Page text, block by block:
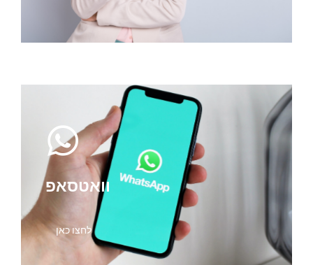
וואטסאפ
לחצו כאן